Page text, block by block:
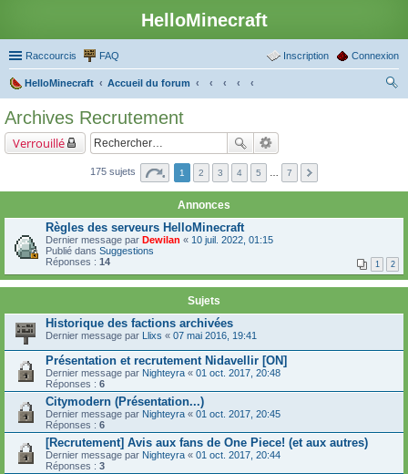
HelloMinecraft
Raccourcis FAQ Connexion
Inscription
HelloMinecraft
Accueil du forum
Archives Recrutement
Verrouillé
175 sujets 1 2 3 4 5 7
Annonces
Règles des serveurs HelloMinecraft
Dernier message par Dewilan « 10 juil. 2022, 01:15
Publié dans Suggestions
Réponses : 14 1 2
Sujets
Historique des factions archivées
Dernier message par Llixs « 07 mai 2016, 19:41
Présentation et recrutement Nidavellir [ON]
Dernier message par Nighteyra « 01 oct. 2017, 20:48
Réponses : 6
Citymodern (Présentation...)
Dernier message par Nighteyra « 01 oct. 2017, 20:45
Réponses : 6
[Recrutement] Avis aux fans de One Piece! (et aux autres)
Dernier message par Nighteyra « 01 oct. 2017, 20:44
Réponses : 3